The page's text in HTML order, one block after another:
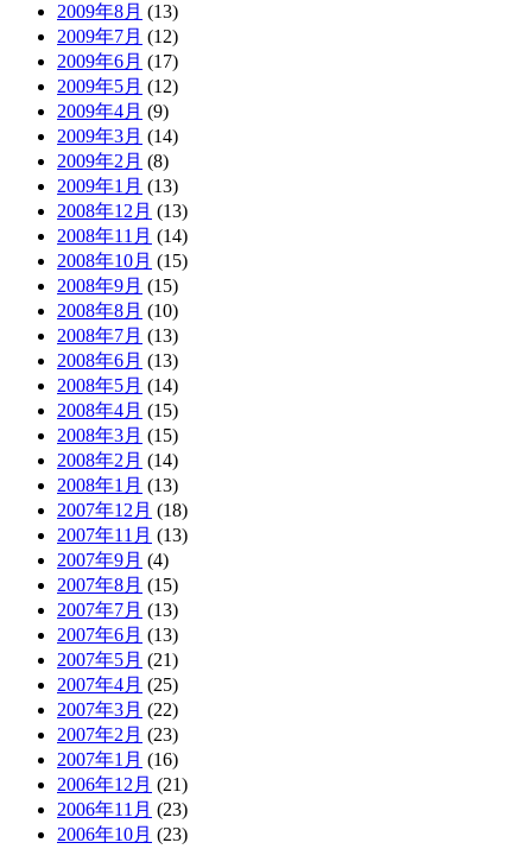
2009年8月 (13)
2009年7月 (12)
2009年6月 (17)
2009年5月 (12)
2009年4月 (9)
2009年3月 (14)
2009年2月 (8)
2009年1月 (13)
2008年12月 (13)
2008年11月 (14)
2008年10月 (15)
2008年9月 (15)
2008年8月 (10)
2008年7月 (13)
2008年6月 (13)
2008年5月 (14)
2008年4月 (15)
2008年3月 (15)
2008年2月 (14)
2008年1月 (13)
2007年12月 (18)
2007年11月 (13)
2007年9月 (4)
2007年8月 (15)
2007年7月 (13)
2007年6月 (13)
2007年5月 (21)
2007年4月 (25)
2007年3月 (22)
2007年2月 (23)
2007年1月 (16)
2006年12月 (21)
2006年11月 (23)
2006年10月 (23)